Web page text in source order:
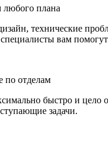
любого плана
технические
вам
по отделам
быстро и цело
задачи.